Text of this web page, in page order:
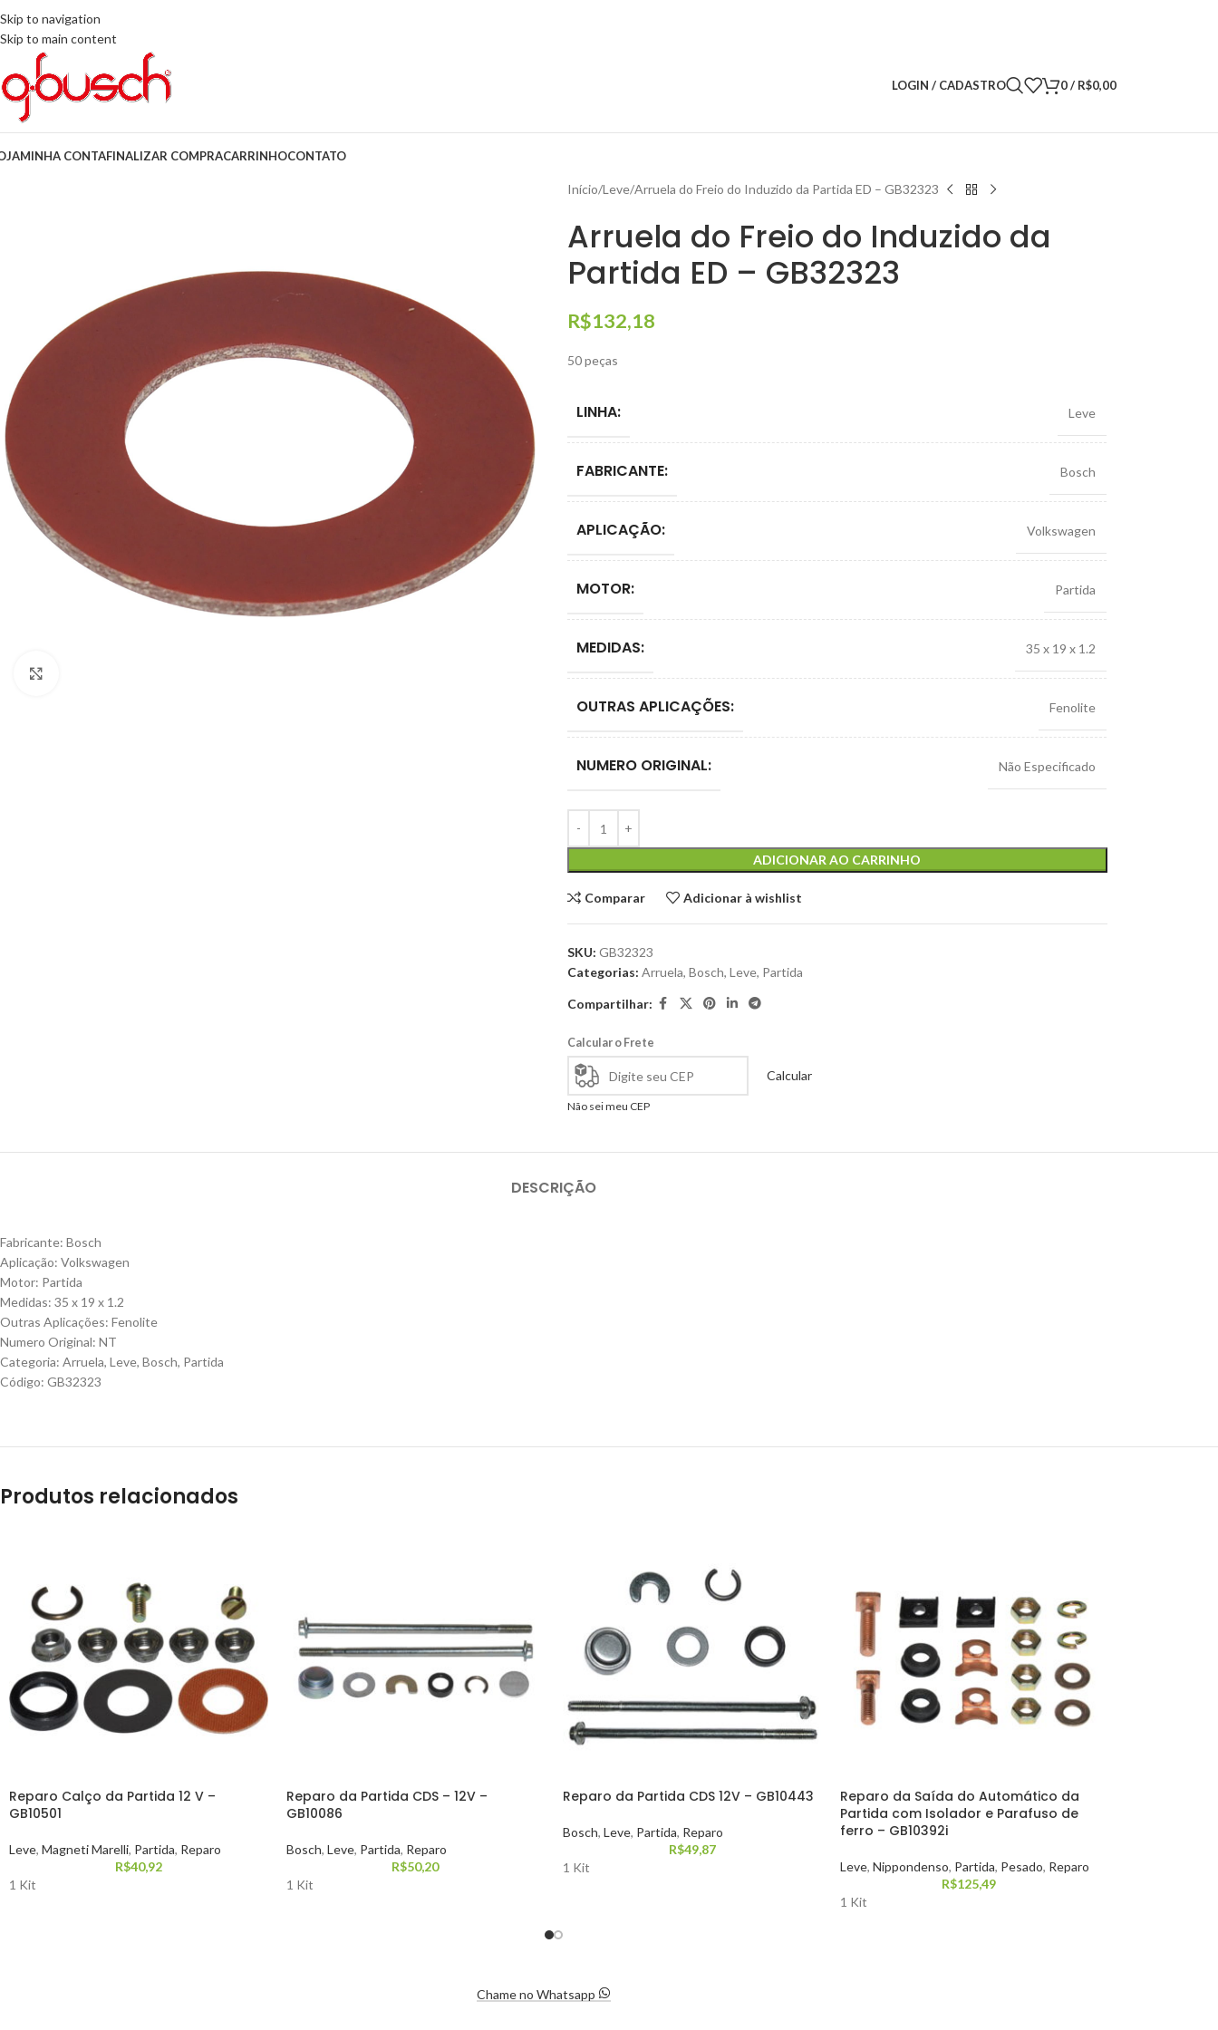
Skip to navigation
Skip to main content
LOGIN / CADASTRO 0/ R$0,00
MINHA CONTAFINALIZAR COMPRACARRINHOCONTATO
Início Leve Arruela do Freio do Induzido da Partida ED – GB32323
Arruela do Freio do Induzido da
Partida ED – GB32323
R$132,18
50 peças
LINHA: Leve
FABRICANTE: Bosch
APLICAÇÃO: Volkswagen
MOTOR: Partida
MEDIDAS: 35 x 19 x 1.2
OUTRAS APLICAÇÕES: Fenolite
NUMERO ORIGINAL: Não Especificado
ADICIONAR AO CARRINHO
Comparar Adicionar à wishlist
SKU: GB32323
Categorias: Arruela, Bosch, Leve, Partida
Compartilhar:
Calcular o Frete
Calcular
Não sei meu CEP
DESCRIÇÃO
Fabricante: Bosch
Aplicação: Volkswagen
Motor: Partida
Medidas: 35 x 19 x 1.2
Outras Aplicações: Fenolite
Numero Original: NT
Categoria: Arruela, Leve, Bosch, Partida
Código: GB32323
Produtos relacionados
Reparo Calço da Partida 12 V –
GB10501
Leve, Magneti Marelli, Partida, Reparo
R$40,92
1 Kit
Reparo da Partida CDS – 12V –
GB10086
Bosch, Leve, Partida, Reparo
R$50,20
1 Kit
Reparo da Partida CDS 12V – GB10443
Bosch, Leve, Partida, Reparo
R$49,87
1 Kit
Reparo da Saída do Automático da
Partida com Isolador e Parafuso de
ferro – GB10392i
Leve, Nippondenso, Partida, Pesado, Reparo
R$125,49
1 Kit
Chame no Whatsapp